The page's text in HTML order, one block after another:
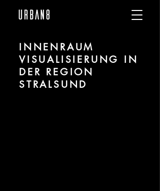
INNENRAUM
VISUALISIERUNG IN
DER REGION
STRALSUND